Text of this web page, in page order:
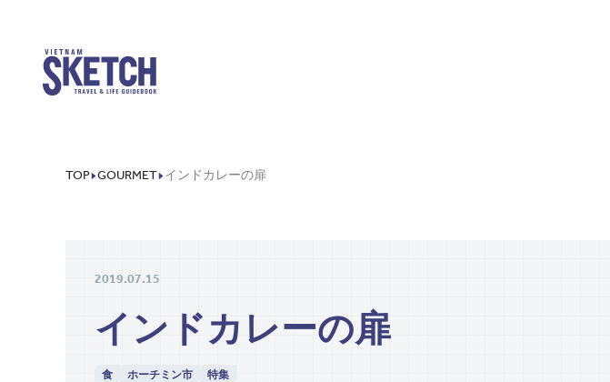
TOP GOURMET インドカレーの扉
2019.07.15
インドカレーの扉
食 ホーチミン市 特集